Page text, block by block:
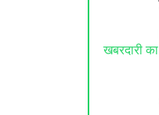
खबरदारी का